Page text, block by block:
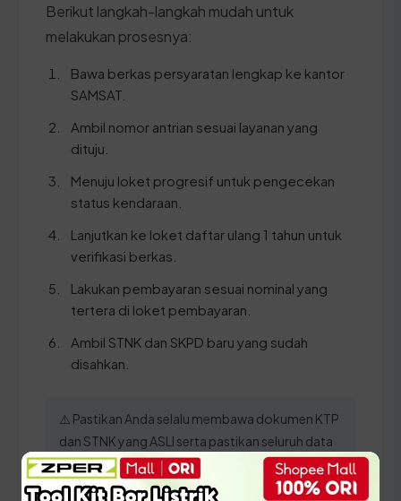
Berikut langkah-langkah mudah untuk
melakukan prosesnya:
Bawa berkas persyaratan lengkap ke kantor
SAMSAT.
Ambil nomor antrian sesuai layanan yang
dituju.
Menuju loket progresif untuk pengecekan
status kendaraan.
Lanjutkan ke loket daftar ulang 1 tahun untuk
verifikasi berkas.
Lakukan pembayaran sesuai nominal yang
tertera di loket pembayaran.
Ambil STNK dan SKPD baru yang sudah
disahkan.
⚠️ Pastikan Anda selalu membawa dokumen KTP
dan STNK yang ASLI serta pastikan seluruh data
identitas telah sinkron dengan sistem
kependudukan agar proses di SAMSAT Karo